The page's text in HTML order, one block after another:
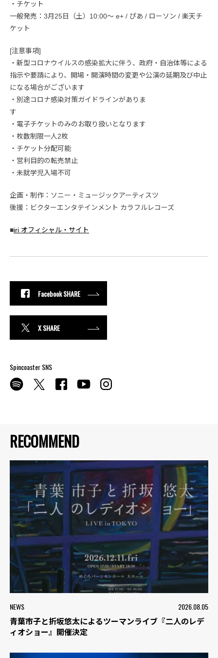
RECOMMEND
NEWS 2026.08.05
青葉市子と折坂悠太によるツーマンライブ『二人のレデ
ィオショー』開催決定
・チケット
一般発売：3月25日（土）10:00～ e+ / ぴあ / ローソン / 楽天チ
ケット
[注意事項]
・新型コロナウイルスの感染拡大に伴う、政府・自治体等による
指示や要請により、開場・開演時間の変更や公演の延期及び中止
になる場合がございます
・別途コロナ感染対策ガイドラインがありま
す
・電子チケットのみのお取り扱いとなります
・枚数制限一人2枚
・チケット分配可能
・営利目的の転売禁止
・未就学児入場不可
企画・制作：ソニー・ミュージックアーティスツ
後援：ビクターエンタテインメント カラフルレコーズ
■iri オフィシャル・サイト
Facebook SHARE
X SHARE
Spincoaster SNS